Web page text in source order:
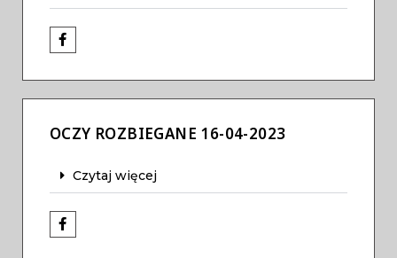
OCZY ROZBIEGANE 16-04-2023
Czytaj więcej